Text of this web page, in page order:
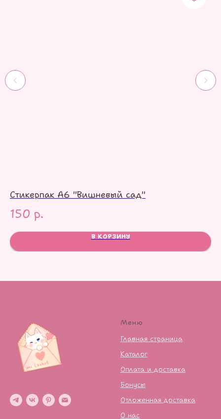
Стикерпак А6 "Вишневый сад"
150 р.
В КОРЗИНУ
Меню
Главная страница
Каталог
Оплата и доставка
Бонусы
Отложенная доставка
О нас